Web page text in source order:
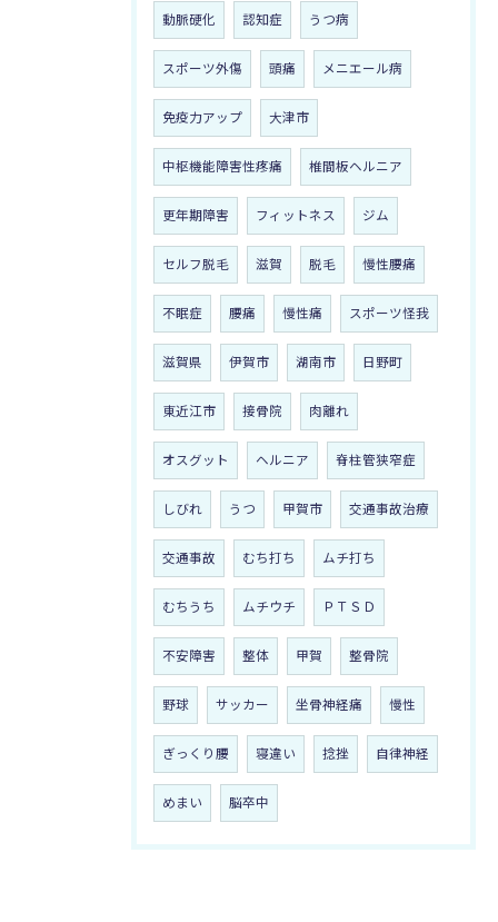
動脈硬化 認知症 うつ病
スポーツ外傷 頭痛 メニエール病
免疫力アップ 大津市
中枢機能障害性疼痛 椎間板ヘルニア
更年期障害 フィットネス ジム
セルフ脱毛 滋賀 脱毛 慢性腰痛
不眠症 腰痛 慢性痛 スポーツ怪我
滋賀県 伊賀市 湖南市 日野町
東近江市 接骨院 肉離れ
オスグット ヘルニア 脊柱管狭窄症
しびれ うつ 甲賀市 交通事故治療
交通事故 むち打ち ムチ打ち
むちうち ムチウチ ＰＴＳＤ
不安障害 整体 甲賀 整骨院
野球 サッカー 坐骨神経痛 慢性
ぎっくり腰 寝違い 捻挫 自律神経
めまい 脳卒中